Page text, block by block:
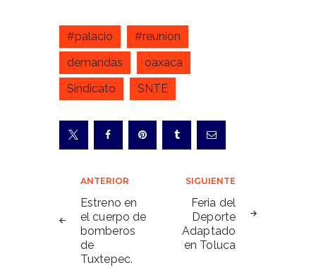
#palacio
#reunion
demandas
oaxaca
Sindicato
SNTE
Navegación
de
entradas
ANTERIOR
Estreno en
el cuerpo de
bomberos
de
Tuxtepec.
SIGUIENTE
Feria del
Deporte
Adaptado
en Toluca